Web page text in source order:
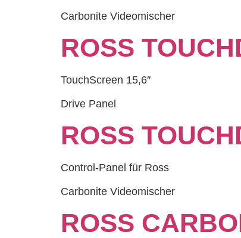
Carbonite Videomischer
ROSS
TouchScreen 15,6″
Drive Panel
ROSS
Control-Panel für Ross
Carbonite Videomischer
ROSS